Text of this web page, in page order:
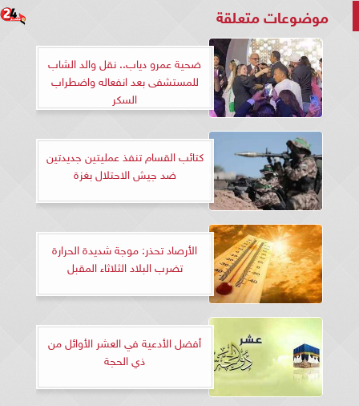
موضوعات متعلقة
ضحية عمرو دياب.. نقل والد الشاب
للمستشفى بعد انفعاله واضطراب
السكر
كتائب القسام تنفذ عمليتين جديدتين
ضد جيش الاحتلال بغزة
الأرصاد تحذر: موجة شديدة الحرارة
تضرب البلاد الثلاثاء المقبل
أفضل الأدعية في العشر الأوائل من
ذي الحجة